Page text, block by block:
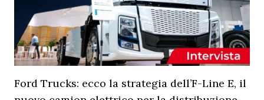
Ford Trucks: ecco la strategia dell’F-Line E, il